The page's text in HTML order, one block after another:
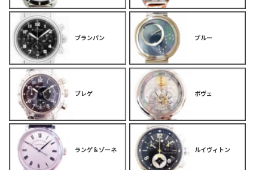
ブランパン ブルー
ブレゲ ボヴェ
ランゲ＆ゾーネ ルイヴィトン